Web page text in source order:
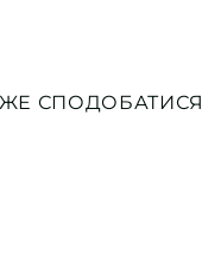
СПОДОБАТИСЯ